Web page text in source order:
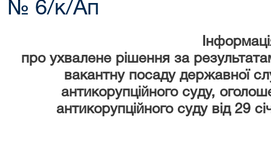
№ 6/к/Ап
про ухвалене рішення за
вакантну посаду державної
антикорупційного суду,
антикорупційного суду від 29